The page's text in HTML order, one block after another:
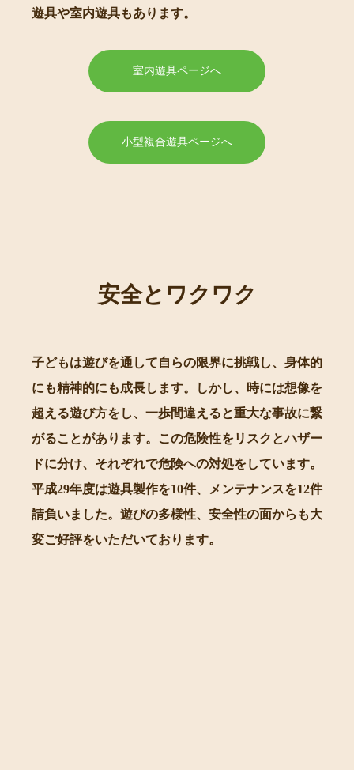
遊具や室内遊具もあります。
室内遊具ページへ
小型複合遊具ページへ
安全とワクワク
子どもは遊びを通して自らの限界に挑戦し、身体的
にも精神的にも成長します。しかし、時には想像を
超える遊び方をし、一歩間違えると重大な事故に繋
がることがあります。この危険性をリスクとハザー
ドに分け、それぞれで危険への対処をしています。
平成29年度は遊具製作を10件、メンテナンスを12件
請負いました。遊びの多様性、安全性の面からも大
変ご好評をいただいております。